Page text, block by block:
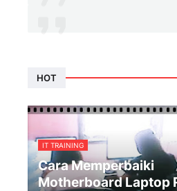
HOT
IT TRAINING
Cara Memperbaiki
Motherboard Laptop